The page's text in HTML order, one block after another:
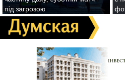
під загрозою